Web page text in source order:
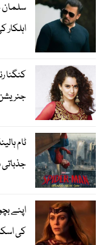
سلمان
کنگنا
ٹام
اپنے
کی